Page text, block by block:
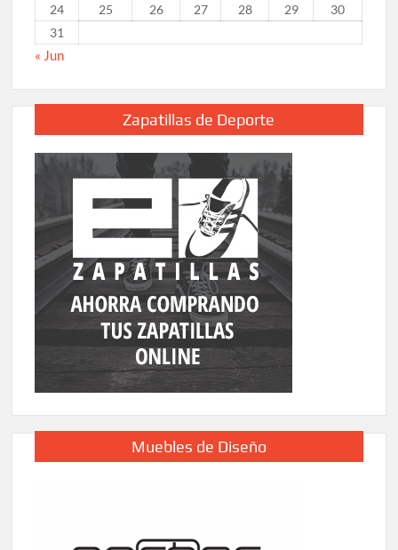
24
25 26 27 28 29
30
31
« Jun
Zapatillas de Deporte
Muebles de Diseño